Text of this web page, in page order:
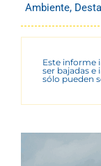
Ambiente,
Este informe
ser bajadas e
sólo pueden